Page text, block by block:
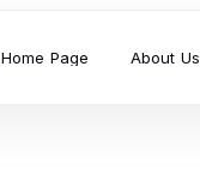
Home Page About Us